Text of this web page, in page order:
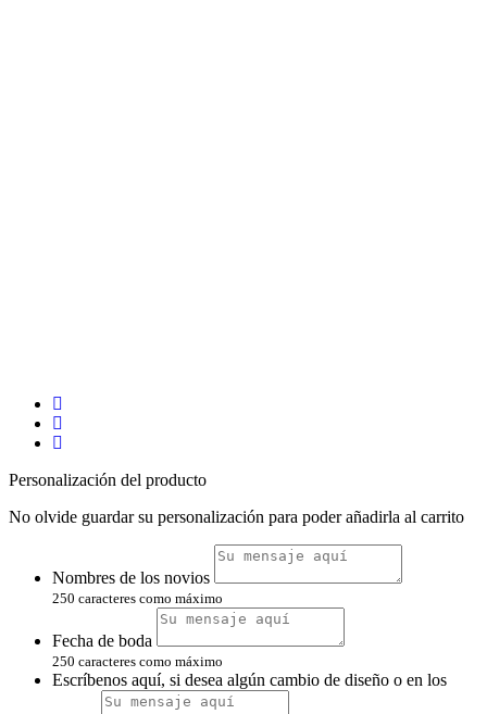
Personalización del producto
No olvide guardar su personalización para poder añadirla al carrito
Nombres de los novios
250 caracteres como máximo
Fecha de boda
250 caracteres como máximo
Escríbenos aquí, si desea algún cambio de diseño o en los